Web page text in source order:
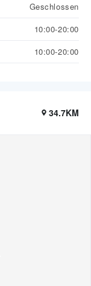
Geschlossen
10:00-20:00
10:00-20:00
34.7KM